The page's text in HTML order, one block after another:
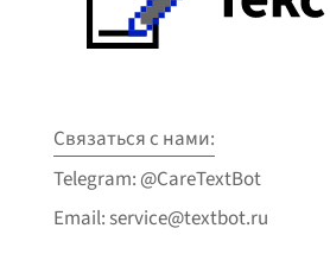
Связаться с нами:
Telegram: @CareTextBot
Email: service@textbot.ru